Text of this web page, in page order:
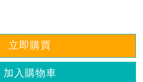
立即購買
加入購物車